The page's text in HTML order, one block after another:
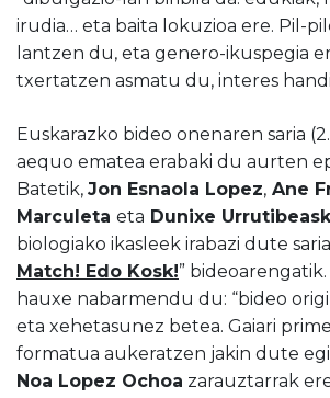
irudia… eta baita lokuzioa ere. Pil-
lantzen du, eta genero-ikuspegia
txertatzen asmatu du, interes
Euskarazko bideo onenaren saria
aequo ematea erabaki du aurten
Batetik, Jon Esnaola Lopez, Ane
Marculeta eta Dunixe
biologiako ikasleek irabazi dute
Match! Edo Kosk!”
hauxe nabarmendu du: “bideo
eta xehetasunez betea. Gaiari
formatua aukeratzen jakin dute
Noa Lopez Ochoa zarauztarrak